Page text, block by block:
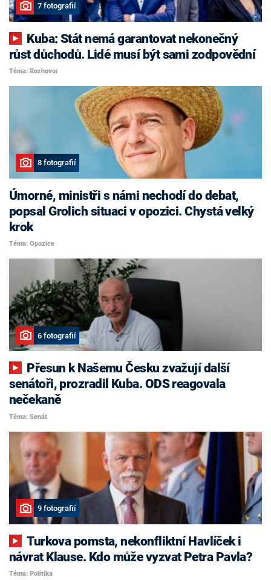
7 fotografií
růst důchodů. Lidé musí být sami zodpovědní
Téma: Rozhovor
8 fotografií
Úmorné, ministři s námi nechodí do debat,
popsal Grolich situaci v opozici. Chystá velký
krok
Téma: Opozice
6 fotografií
senátoři, prozradil Kuba. ODS reagovala
nečekaně
Téma: Senát
9 fotografií
Turkova pomsta, nekonfliktní Havlíček i
návrat Klause. Kdo může vyzvat Petra Pavla?
Téma: Politika